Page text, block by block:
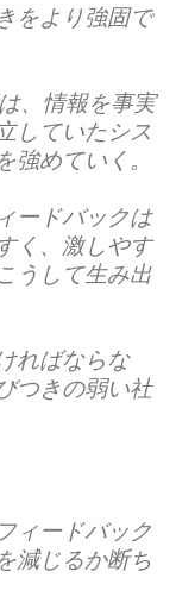
をより強固で
、情報を事実
していたシス
めていく。
ードバックは
く、激しやす
うして生み出
ればならな
つきの弱い社
ィードバック
減じるか断ち